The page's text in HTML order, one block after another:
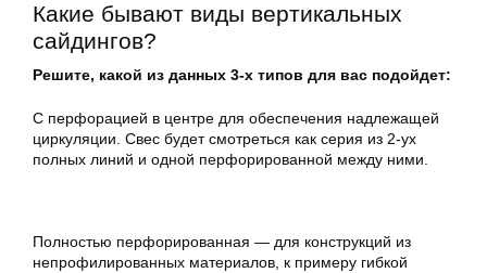
Какие бывают виды вертикальных
сайдингов?
Решите, какой из данных 3-х типов для вас подойдет:
С перфорацией в центре для обеспечения надлежащей
циркуляции. Свес будет смотреться как серия из 2-ух
полных линий и одной перфорированной между ними.
Полностью перфорированная — для конструкций из
непрофилированных материалов, к примеру гибкой